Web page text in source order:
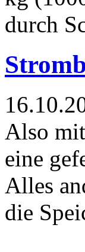
durch
Also
eine
Alles
die